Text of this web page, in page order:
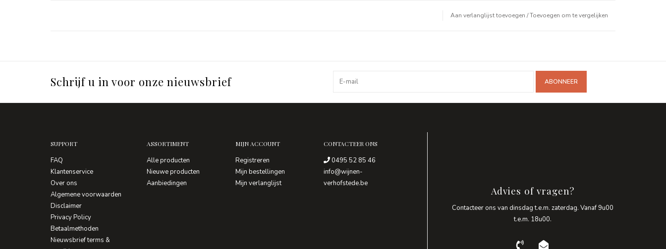
Aan verlanglijst toevoegen /Toevoegen om te vergelijken
Schrijf u in voor onze nieuwsbrief ABONNEER
SUPPORT
FAQ
Klantenservice
Over ons
Algemene voorwaarden
Disclaimer
Privacy Policy
Betaalmethoden
Nieuwsbrief terms &
ASSORTIMENT
Alle producten
Nieuwe producten
Aanbiedingen
MIJN ACCOUNT
Registreren
Mijn bestellingen
Mijn verlanglijst
CONTACTEER ONS
0495 52 85 46
info@wijnen-
verhofstede.be
Advies of vragen?
Contacteer ons van dinsdag t.e.m. zaterdag. Vanaf 9u00
t.e.m. 18u00.